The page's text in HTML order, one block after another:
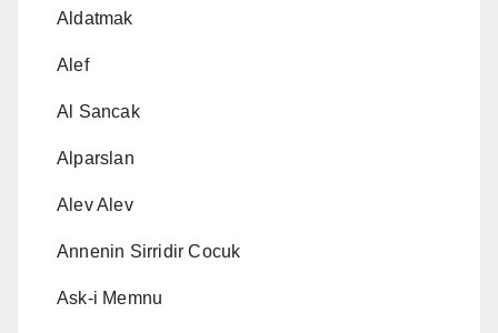
Aldatmak
Alef
Al Sancak
Alparslan
Alev Alev
Annenin Sirridir Cocuk
Ask-i Memnu